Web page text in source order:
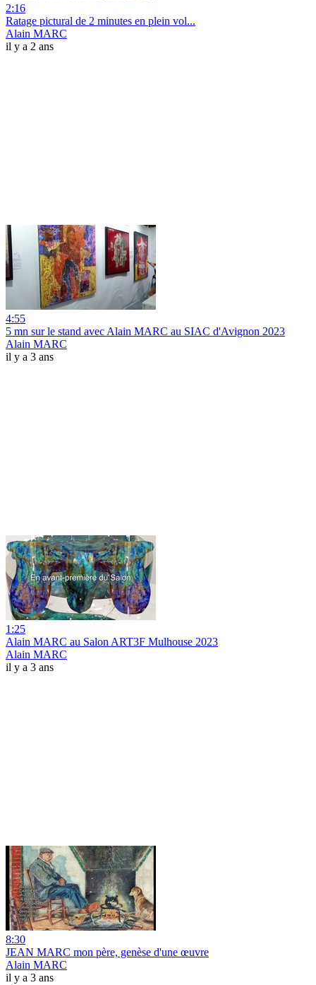
2:16
Ratage pictural de 2 minutes en plein vol...
Alain MARC
il y a 2 ans
4:55
5 mn sur le stand avec Alain MARC au SIAC d'Avignon 2023
Alain MARC
il y a 3 ans
1:25
Alain MARC au Salon ART3F Mulhouse 2023
Alain MARC
il y a 3 ans
8:30
JEAN MARC mon père, genèse d'une œuvre
Alain MARC
il y a 3 ans